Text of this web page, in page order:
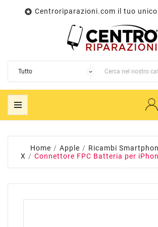
 Centroriparazioni.com il tuo
Home Apple Ricambi
X
Connettore FPC Batteria per